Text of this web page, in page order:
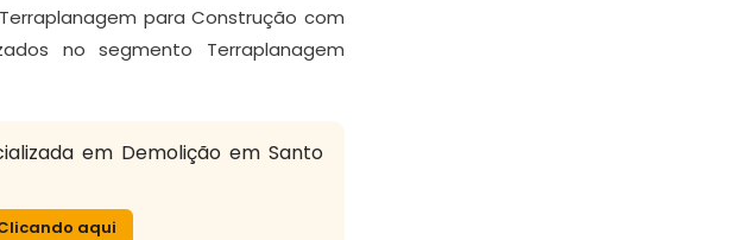
para Construção com
no segmento Terraplanagem
em Demolição em Santo
aqui